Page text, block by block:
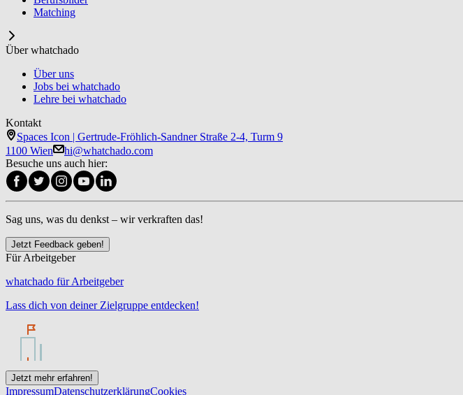
Matching
Über whatchado
Über uns
Jobs bei whatchado
Lehre bei whatchado
Kontakt
Spaces Icon | Gertrude-Fröhlich-Sandner Straße 2-4, Turm 9
1100 Wien
hi@whatchado.com
Besuche uns auch hier:
Sag uns, was du denkst – wir verkraften das!
Jetzt Feedback geben!
Für Arbeitgeber
whatchado für Arbeitgeber
Lass dich von deiner Zielgruppe entdecken!
Jetzt mehr erfahren!
ImpressumDatenschutzerklärungCookies